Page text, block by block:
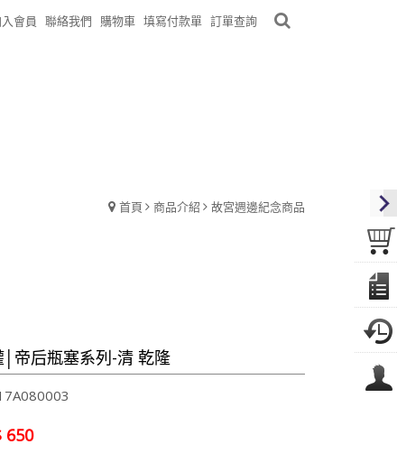
會員 聯絡我們 購物車 填寫付款單 訂單查詢
首頁 商品介紹 故宮週邊紀念商品
帝后瓶塞系列-清 乾隆
650